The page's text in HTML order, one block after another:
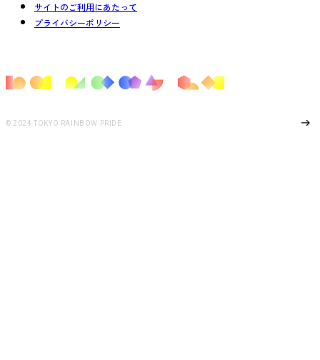
サイトのご利用にあたって
プライバシーポリシー
© 2024 TOKYO RAINBOW PRIDE